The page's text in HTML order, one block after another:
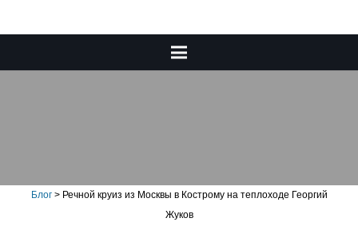
Блог> Речной круиз из Москвы в Кострому на теплоходе Георгий
Жуков